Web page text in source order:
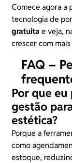
Comece agora a
tecnologia de
gratuitae veja,
crescer com
FAQ –
Por que
gestão
estética?
Porque a
como
estoque,